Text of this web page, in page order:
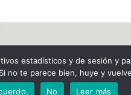
estadísticos y de sesión y
no te parece bien, huye y
No Leer más